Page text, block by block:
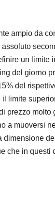
ampio da
un limite
del giorno
del
limite
prezzo molto
a muoversi
dimensione
che in questi